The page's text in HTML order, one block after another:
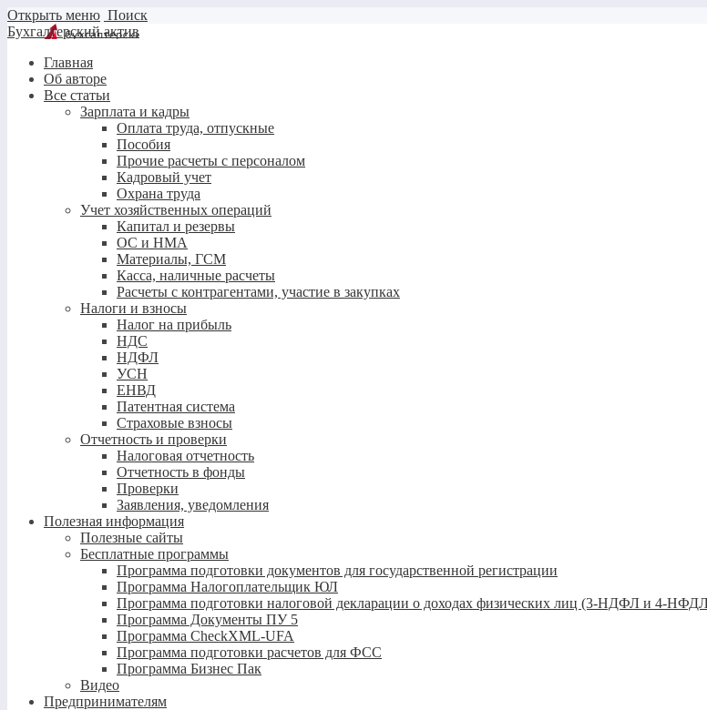
Открыть меню Поиск
Бухгалтерский актив
Главная
Об авторе
Все статьи
Зарплата и кадры
Оплата труда, отпускные
Пособия
Прочие расчеты с персоналом
Кадровый учет
Охрана труда
Учет хозяйственных операций
Капитал и резервы
ОС и НМА
Материалы, ГСМ
Касса, наличные расчеты
Расчеты с контрагентами, участие в закупках
Налоги и взносы
Налог на прибыль
НДС
НДФЛ
УСН
ЕНВД
Патентная система
Страховые взносы
Отчетность и проверки
Налоговая отчетность
Отчетность в фонды
Проверки
Заявления, уведомления
Полезная информация
Полезные сайты
Бесплатные программы
Программа подготовки документов для государственной регистрации
Программа Налогоплательщик ЮЛ
Программа подготовки налоговой декларации о доходах физических лиц (3-НДФЛ и 4-
Программа Документы ПУ 5
Программа CheckXML-UFA
Программа подготовки расчетов для ФСС
Программа Бизнес Пак
Видео
Предпринимателям